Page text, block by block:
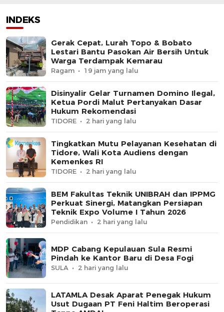
INDEKS
Gerak Cepat, Lurah Topo & Bobato
Lestari Bantu Pasokan Air Bersih Untuk
Warga Terdampak Kemarau
Ragam 19 jam yang lalu
Disinyalir Gelar Turnamen Domino Ilegal,
Ketua Pordi Malut Pertanyakan Dasar
Hukum Rekomendasi
TIDORE 2 hari yang lalu
Tingkatkan Mutu Pelayanan Kesehatan di
Tidore, Wali Kota Audiens dengan
Kemenkes RI
TIDORE 2 hari yang lalu
BEM Fakultas Teknik UNIBRAH dan IPPMG
Perkuat Sinergi, Matangkan Persiapan
Teknik Expo Volume I Tahun 2026
Pendidikan 2 hari yang lalu
MDP Cabang Kepulauan Sula Resmi
Pindah ke Kantor Baru di Desa Fogi
SULA 2 hari yang lalu
LATAMLA Desak Aparat Penegak Hukum
Usut Dugaan PT Feni Haltim Beroperasi